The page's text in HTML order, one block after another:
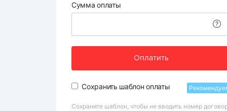
Сумма оплаты
Оплатить
Сохранить шаблон оплаты
Сохраните шаблон, чтобы не вводить номер